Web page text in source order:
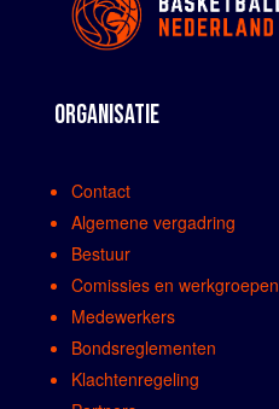
ORGANISATIE
Contact
Algemene vergadring
Bestuur
Comissies en werkgroepen
Medewerkers
Bondsreglementen
Klachtenregeling